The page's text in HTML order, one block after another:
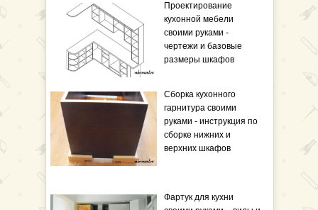
Проектирование
кухонной мебели
своими руками -
чертежи и базовые
размеры шкафов
Сборка кухонного
гарнитура своими
руками - инструкция по
сборке нижних и
верхних шкафов
Фартук для кухни